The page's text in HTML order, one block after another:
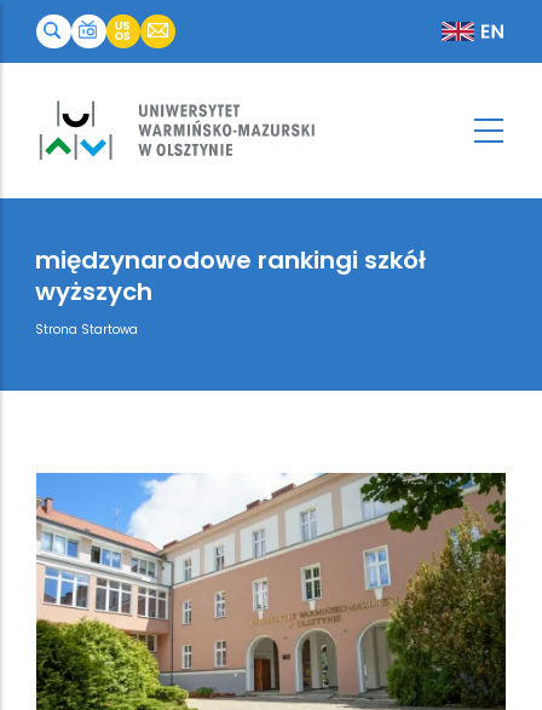
międzynarodowe rankingi szkół
wyższych
Breadcrumb
Strona Startowa